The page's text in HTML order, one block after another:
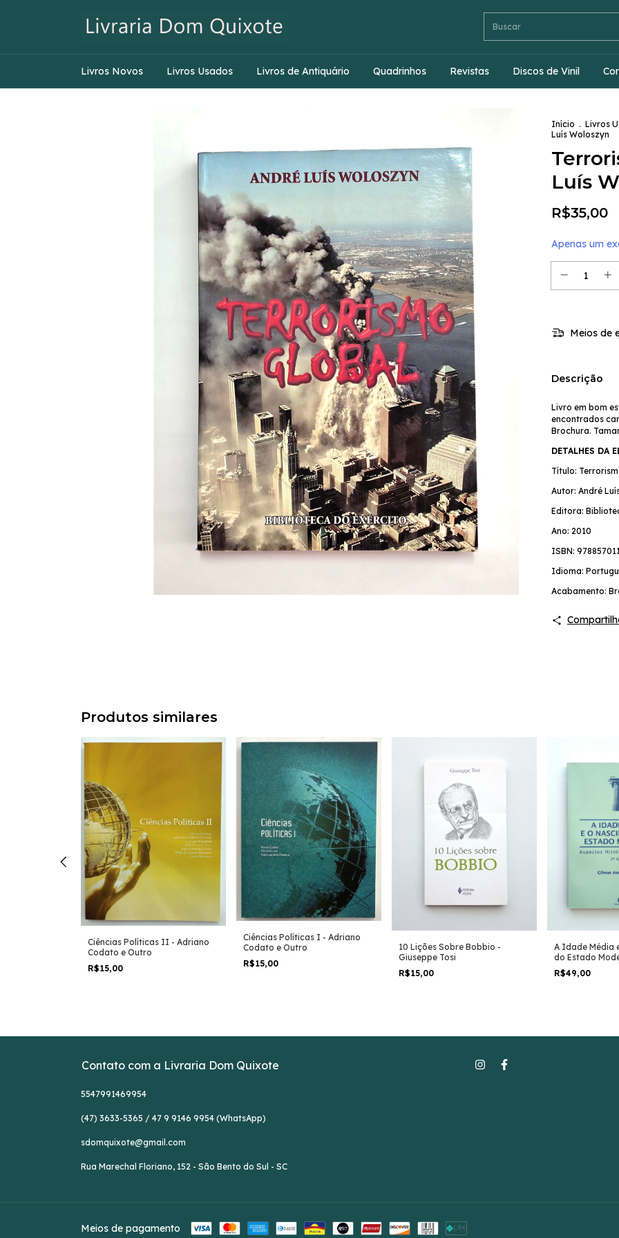
Livros Novos Livros Usados Livros de Antiquário Quadrinhos Revistas Discos de Vinil
Início . Livros
Luís Woloszyn
Luís
R$35,00
Apenas um
Meios de
Descrição
Livro em bom
encontrados
Brochura.
DETALHES DA
Título:
Autor: André
Editora:
Ano: 2010
ISBN:
Idioma:
Acabamento:
Produtos similares
Ciências Políticas II - Adriano
Codato e Outro
R$15,00
Ciências Políticas I - Adriano
Codato e Outro
R$15,00
10 Lições Sobre Bobbio -
Giuseppe Tosi
R$15,00
A Idade Média
do Estado
Antonio Bedin
R$49,00
Contato com a Livraria Dom Quixote
5547991469954
(47) 3633-5365 / 47 9 9146 9954 (WhatsApp)
sdomquixote@gmail.com
Rua Marechal Floriano, 152 - São Bento do Sul - SC
Meios de pagamento